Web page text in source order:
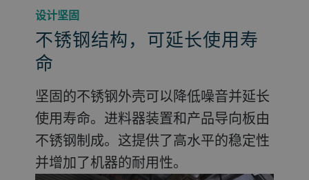
设计坚固
不锈钢结构，可延长使用寿
命
坚固的不锈钢外壳可以降低噪音并延长
使用寿命。进料器装置和产品导向板由
不锈钢制成。这提供了高水平的稳定性
并增加了机器的耐用性。